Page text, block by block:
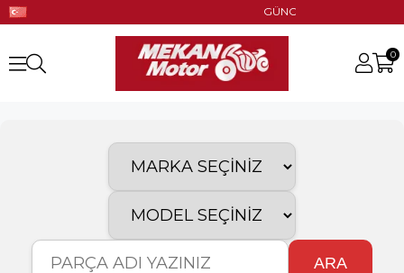
GÜNCEL STOK!! UYGUN FİYAT!!
0
ARA